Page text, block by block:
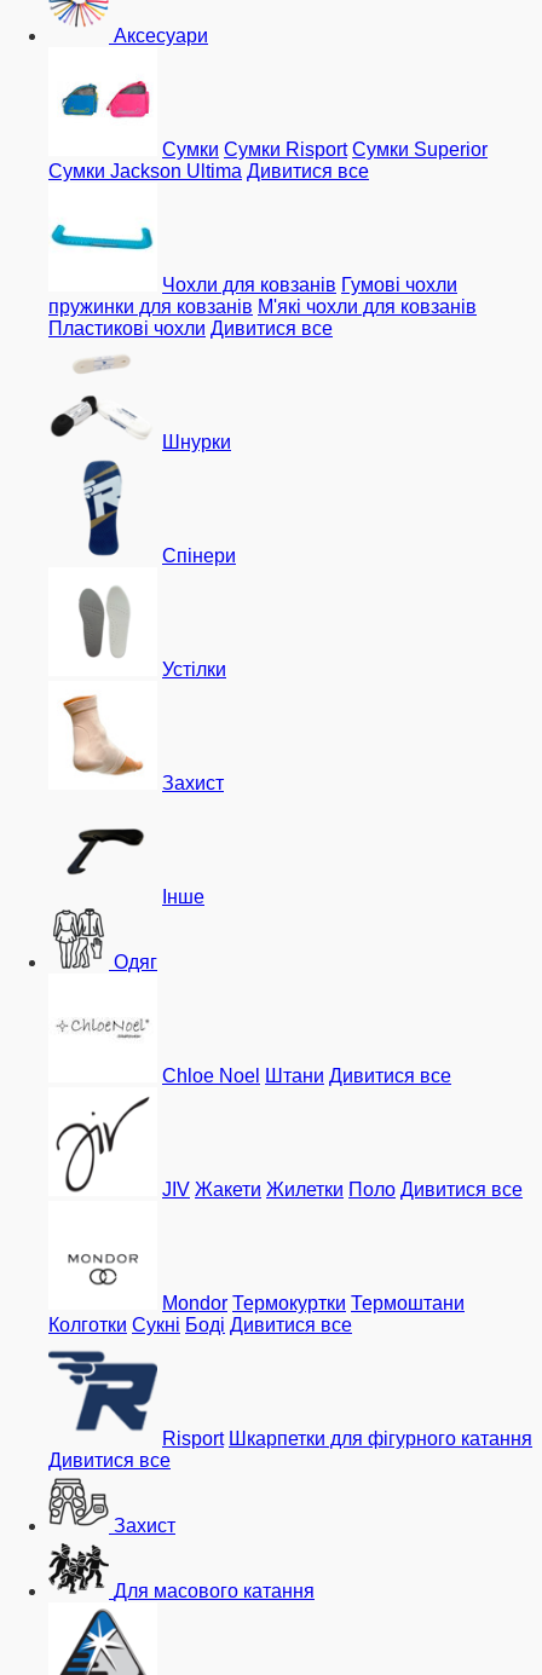
Аксесуари
Сумки Сумки Risport Сумки Superior
Сумки Jackson Ultima Дивитися все
Чохли для ковзанів Гумові чохли
пружинки для ковзанів М'які чохли для ковзанів
Пластикові чохли Дивитися все
Шнурки
Спінери
Устілки
Захист
Інше
Одяг
Chloe Noel Штани Дивитися все
JIV Жакети Жилетки Поло Дивитися все
Mondor Термокуртки Термоштани
Колготки Сукні Боді Дивитися все
Risport Шкарпетки для фігурного катання
Дивитися все
Захист
Для масового катання